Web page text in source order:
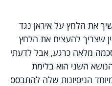
את הלחץ על איראן נגד
שצריך להעצים את הלחץ
מלאה כרגע, אבל לדעתי
השני הוא בלימת
הניסיונות שלה להתבסס